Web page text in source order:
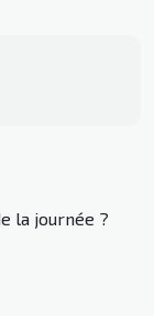
la journée ?